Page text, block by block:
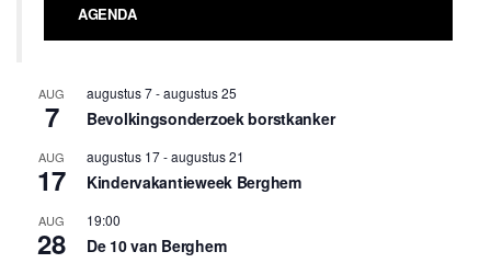
AGENDA
AUG
7
augustus 7-augustus 25
Bevolkingsonderzoek borstkanker
AUG
17
augustus 17-augustus 21
Kindervakantieweek Berghem
AUG
28
19:00
De 10 van Berghem